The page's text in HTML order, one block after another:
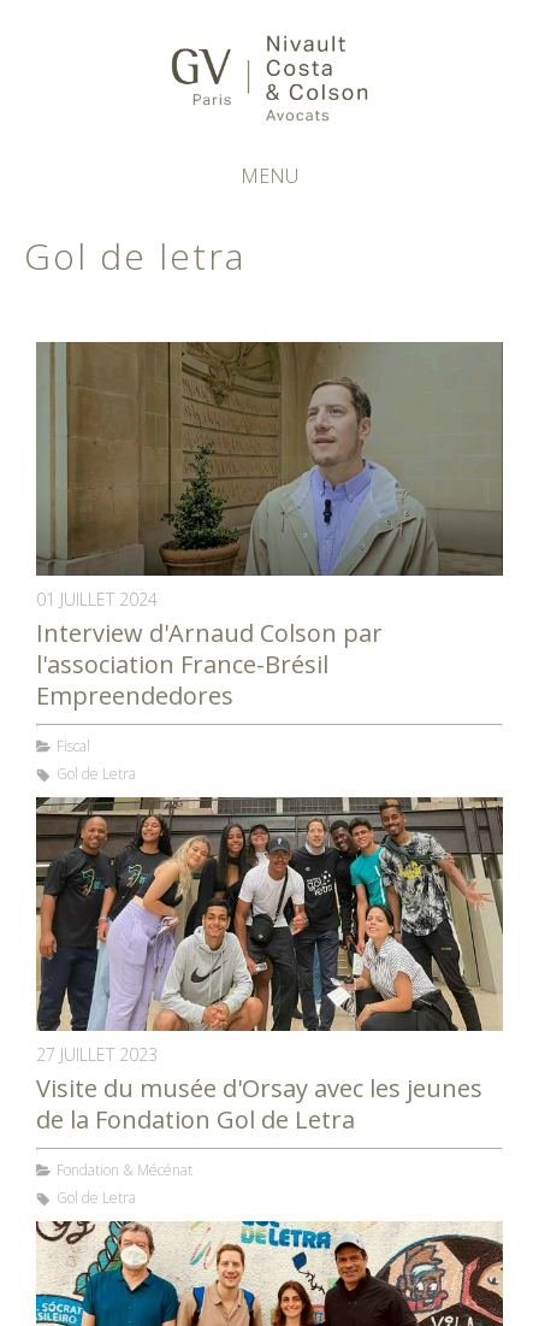
MENU
Gol de letra
01 JUILLET 2024
Interview d'Arnaud Colson par
l'association France-Brésil
Empreendedores
Fiscal
Gol de Letra
27 JUILLET 2023
Visite du musée d'Orsay avec les jeunes
de la Fondation Gol de Letra
Fondation & Mécénat
Gol de Letra